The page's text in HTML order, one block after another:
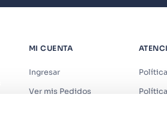
MI CUENTA
Ingresar
Ver mis Pedidos